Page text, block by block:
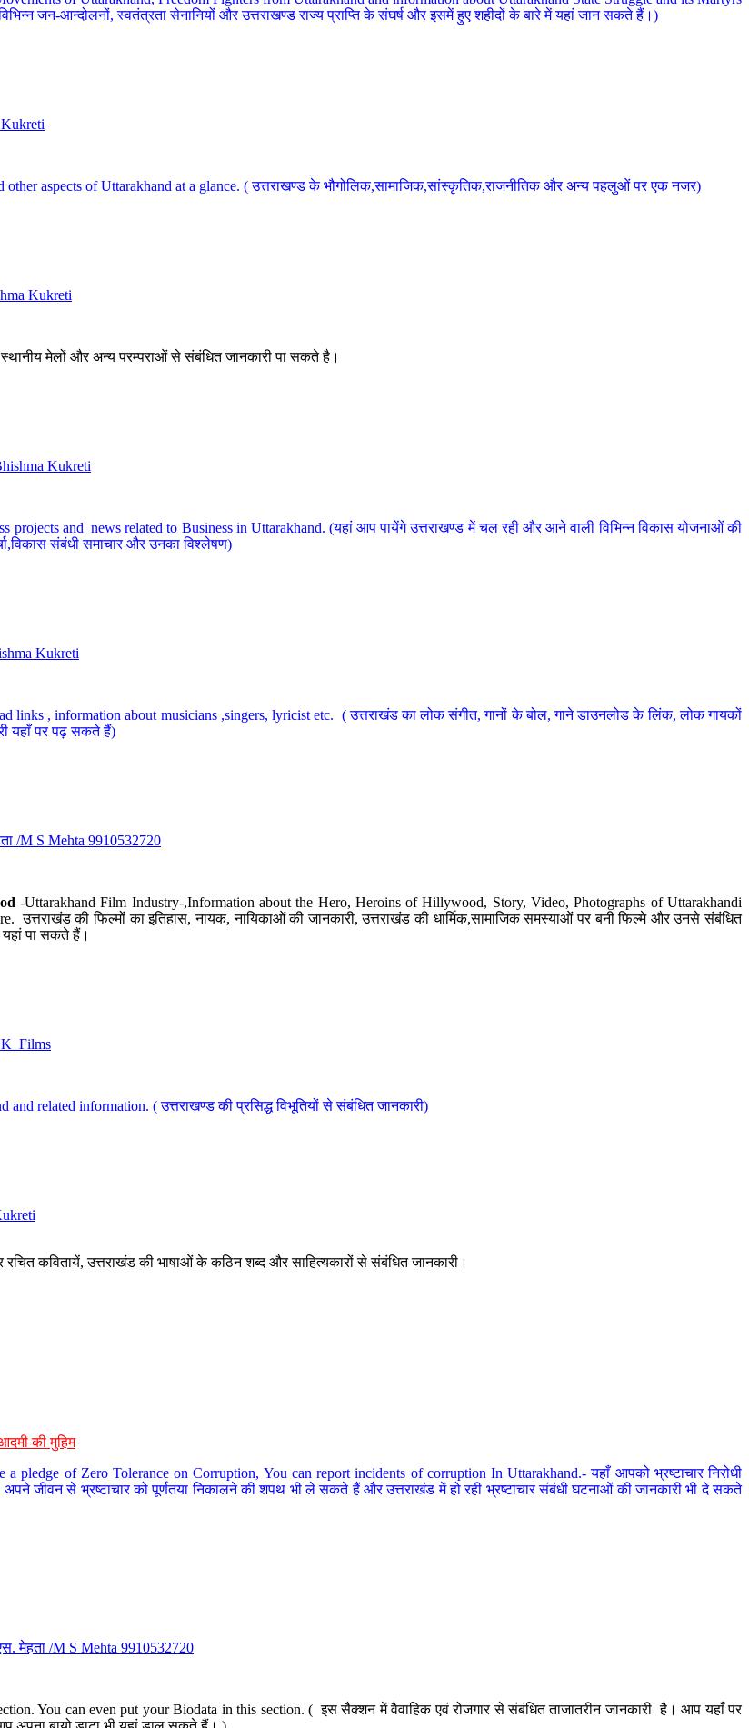
जन-आन्दोलनों, स्वतंत्रता सेनानियों और उत्तराखण्ड राज्य प्राप्ति के संघर्ष और इसमें हुए शहीदों के बारे में यहां जान सकते हैं।)
aspects of Uttarakhand at a glance. ( उत्तराखण्ड के भौगोलिक,सामाजिक,सांस्कृतिक,राजनीतिक और अन्य पहलुओं पर एक नजर)
Kukreti
स्थानीय मेलों और अन्य परम्पराओं से संबंधित जानकारी पा सकते है।
Kukreti
projects and news related to Business in Uttarakhand. (यहां आप पायेंगे उत्तराखण्ड में चल रही और आने वाली विभिन्न विकास योजनाओं की
संबंधी समाचार और उनका विश्लेषण)
Kukreti
links , information about musicians ,singers, lyricist etc. ( उत्तराखंड का लोक संगीत, गानों के बोल, गाने डाउनलोड के लिंक, लोक गायकों
यहाँ पर पढ़ सकते हैं)
/M S Mehta 9910532720
-Uttarakhand Film Industry-,Information about the Hero, Heroins of Hillywood, Story, Video, Photographs of Uttarakhandi
की फिल्मों का इतिहास, नायक, नायिकाओं की जानकारी, उत्तराखंड की धार्मिक,सामाजिक समस्याओं पर बनी फिल्मे और उनसे संबंधित
पा सकते हैं।
related information. ( उत्तराखण्ड की प्रसिद्ध विभूतियों से संबंधित जानकारी)
कवितायें, उत्तराखंड की भाषाओं के कठिन शब्द और साहित्यकारों से संबंधित जानकारी।
की मुहिम
of Zero Tolerance on Corruption, You can report incidents of corruption In Uttarakhand.- यहाँ आपको भ्रष्टाचार निरोधी
जीवन से भ्रष्टाचार को पूर्णतया निकालने की शपथ भी ले सकते हैं और उत्तराखंड में हो रही भ्रष्टाचार संबंधी घटनाओं की जानकारी भी दे सकते
मेहता /M S Mehta 9910532720
You can even put your Biodata in this section. ( इस सैक्शन में वैवाहिक एवं रोजगार से संबंधित ताजातरीन जानकारी है। आप यहाँ पर